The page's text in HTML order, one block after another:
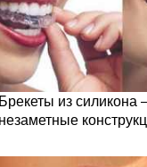
Брекеты из
незаметные